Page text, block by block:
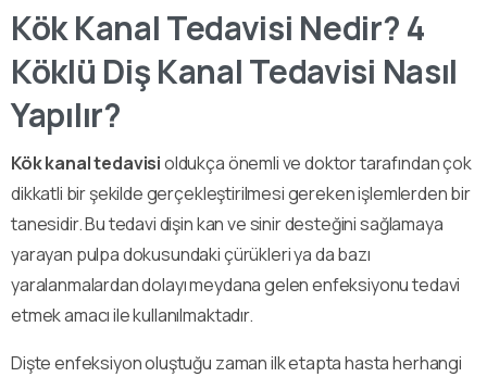
Kök Kanal Tedavisi Nedir? 4
Köklü Diş Kanal Tedavisi Nasıl
Yapılır?
Kök kanal tedavisioldukça önemli ve doktor tarafından çok
dikkatli bir şekilde gerçekleştirilmesi gereken işlemlerden bir
tanesidir. Bu tedavi dişin kan ve sinir desteğini sağlamaya
yarayan pulpa dokusundaki çürükleri ya da bazı
yaralanmalardan dolayı meydana gelen enfeksiyonu tedavi
etmek amacı ile kullanılmaktadır.
Dişte enfeksiyon oluştuğu zaman ilk etapta hasta herhangi